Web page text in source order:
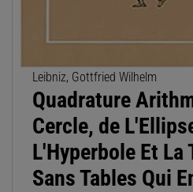
Leibniz, Gottfried Wilhelm
Quadrature
Cercle, de
L'Hyperbole Et
Sans Tables Qui